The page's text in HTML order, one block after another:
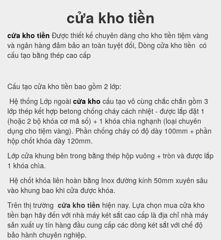
cửa kho tiền
cửa kho tiền Được thiết kế chuyên dàng cho kho tiền tiệm vàng
và ngân hàng đảm bảo an toàn tuyệt đối, Dòng cửa kho tiền có
cấu tạo bằng thép cao cấp
Cấu tạo cửa kho tiền bao gồm 2 lớp:
Hệ thống Lớp ngoài cửa kho cấu tạo vô cùng chắc chắn gồm 3
lớp thép kết hợp betong chống cháy cách nhiệt - được lắp đặt 1
(hoặc 2 bộ khóa cơ mã số) + 1 khóa chìa nghạnh (loại chuyên
dụng cho tiệm vàng). Phần chống cháy có độ dày 100mm + phần
hộp chốt khóa dày 120mm.
Lớp cửa khung bên trong bằng thép hộp vuông + tròn và được lắp
1 khóa chìa.
Hệ chốt khóa liên hoàn bằng Inox đường kính 50mm xuyên sâu
vào khung bao khi cửa được khóa.
Trên thị trường cửa kho tiền hiện nay. Lựa chọn mua cửa kho
tiền bạn hãy đến với nhà máy két sắt cao cấp là địa chỉ nhà máy
sản xuất uy tín hàng đầu cung cấp các dòng két sắt với chế độ
bảo hành chuyên nghiệp.